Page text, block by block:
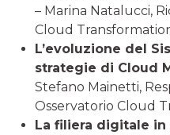
– Marina Natalucci,
Cloud
L’evoluzione del
strategie di Cloud
Stefano Mainetti,
Osservatorio Cloud
La filiera digitale in